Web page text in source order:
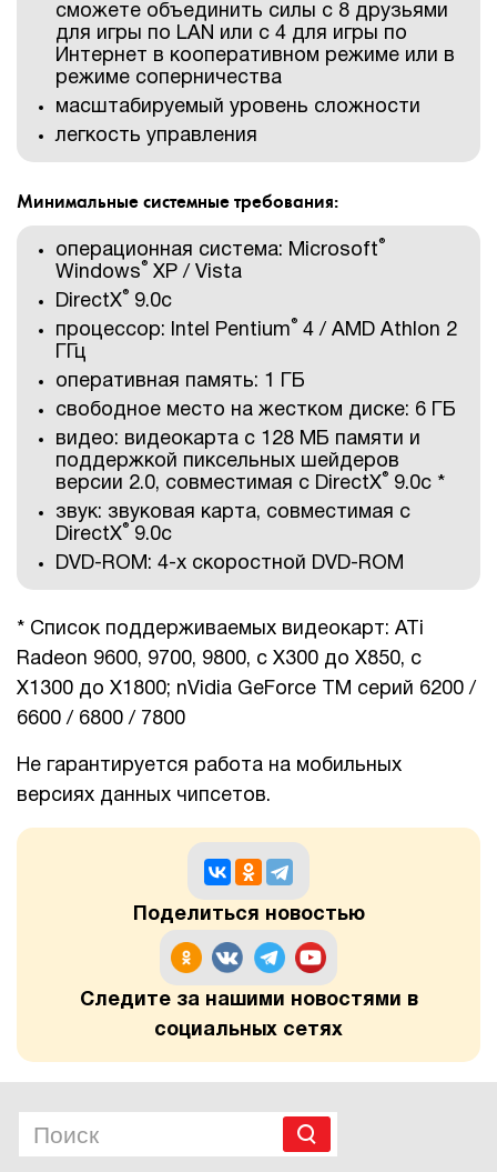
сможете объединить силы с 8 друзьями
для игры по LAN или с 4 для игры по
Интернет в кооперативном режиме или в
режиме соперничества
масштабируемый уровень сложности
легкость управления
Минимальные системные требования:
операционная система: Microsoft®
Windows® XP / Vista
DirectX® 9.0с
процессор: Intel Pentium® 4 / AMD Athlon 2
ГГц
оперативная память: 1 ГБ
свободное место на жестком диске: 6 ГБ
видео: видеокарта с 128 МБ памяти и
поддержкой пиксельных шейдеров
версии 2.0, совместимая с DirectX® 9.0с *
звук: звуковая карта, совместимая с
DirectX® 9.0с
DVD-ROM: 4-х скоростной DVD-ROM
* Список поддерживаемых видеокарт: ATi
Radeon 9600, 9700, 9800, с X300 до X850, с
X1300 до X1800; nVidia GeForce TM серий 6200 /
6600 / 6800 / 7800
Не гарантируется работа на мобильных
версиях данных чипсетов.
Поделиться новостью
Следите за нашими новостями в
социальных сетях